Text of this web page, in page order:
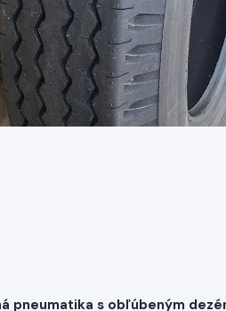
pneumatika s obľúbeným